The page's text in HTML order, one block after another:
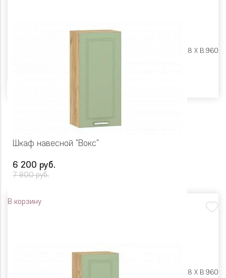
Ш 500 X Г 318 X В 960
Шкаф навесной "Вокс"
6 200 руб.
7 800 руб.
В корзину
Ш 450 X Г 318 X В 960